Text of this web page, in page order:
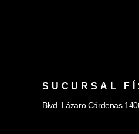
SUCURSAL
Blvd. Lázaro Cárdenas